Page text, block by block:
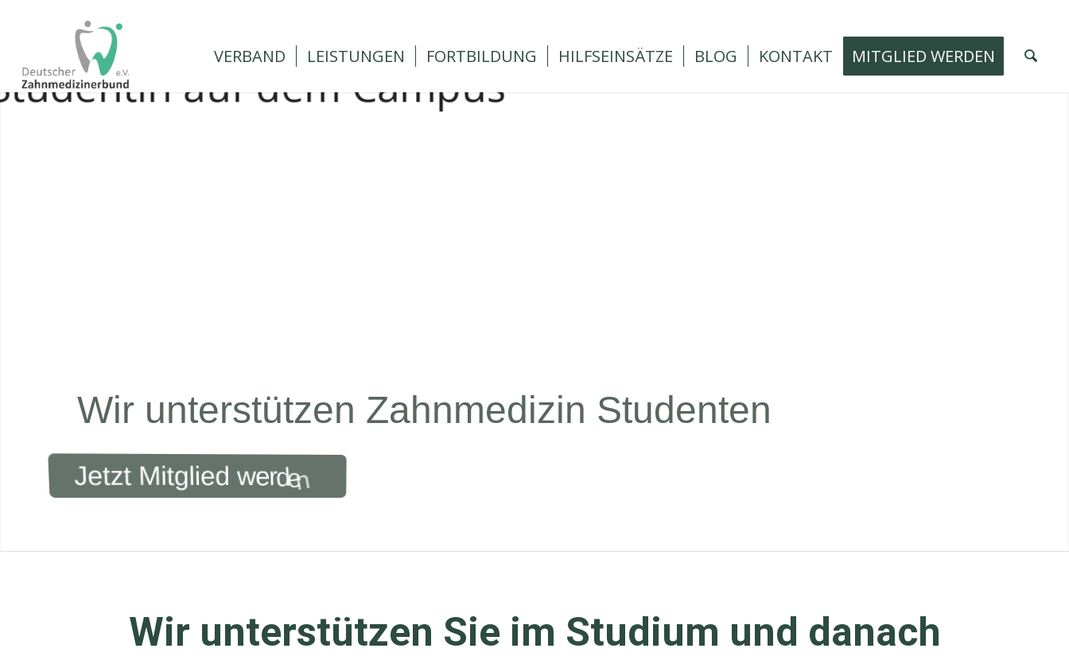
VERBAND LEISTUNGEN FORTBILDUNG HILFSEINSÄTZE BLOG KONTAKT MITGLIED WERDEN
Wir unterstützen Zahnmedizin Studenten
Jetzt Mitglied werden
Wir unterstützen Sie im Studium und danach